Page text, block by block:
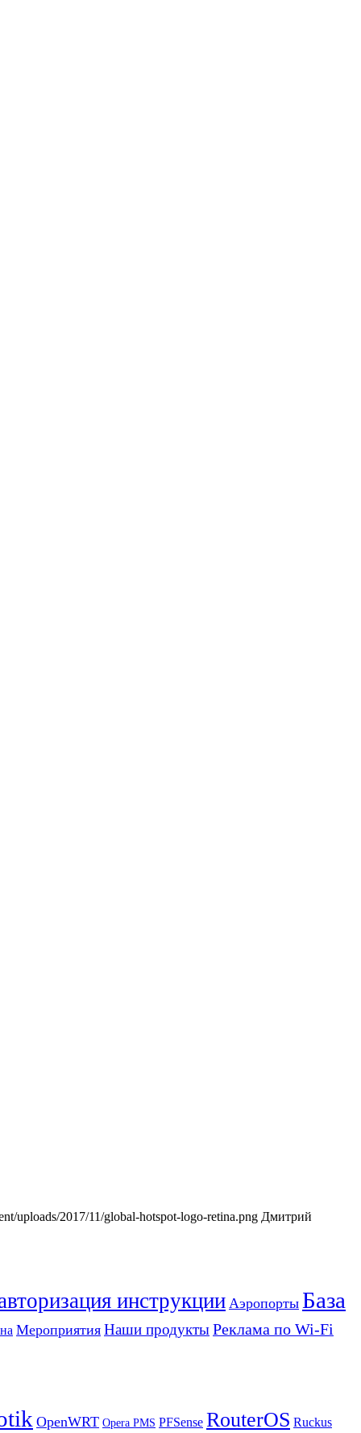
uploads/2017/11/global-hotspot-logo-retina.png Дмитрий
инструкции Аэропорты База
Мероприятия Наши продуктыРеклама по Wi-Fi
OpenWRT Opera PMS PFSense RouterOS Ruckus